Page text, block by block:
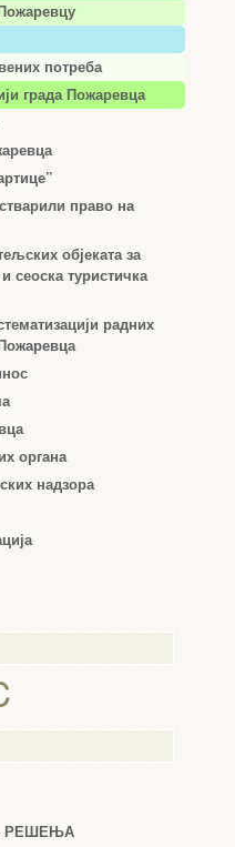
потреба
града Пожаревца
право на
објеката за
сеоска туристичка
радних
органа
надзора
– РЕШЕЊА